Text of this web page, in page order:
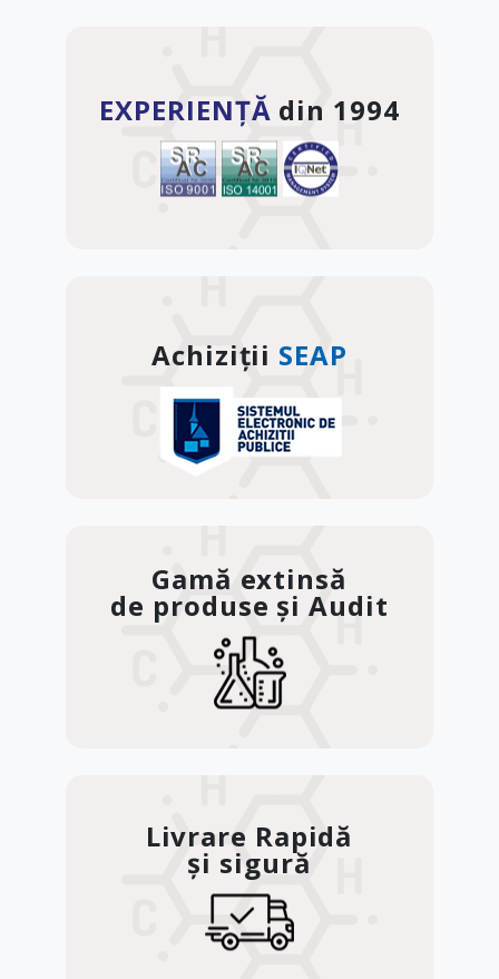
EXPERIENȚĂ din 1994
Achiziții SEAP
Gamă extinsă
de produse și Audit
Livrare Rapidă
și sigură